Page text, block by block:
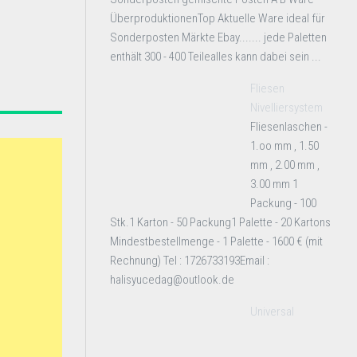
ÜberproduktionenTop Aktuelle Ware ideal für
Sonderposten Märkte Ebay....... jede Paletten
enthält 300 - 400 Teilealles kann dabei sein ...
Fliesen
Nivelliersystem
Fliesenlaschen -
1.oo mm , 1.50
mm , 2.00 mm ,
3.00 mm 1
Packung - 100
Stk.1 Karton - 50 Packung1 Palette - 20 Kartons
Mindestbestellmenge - 1 Palette - 1600 € (mit
Rechnung) Tel : 1726733193Email :
halisyucedag@outlook.de
Universal